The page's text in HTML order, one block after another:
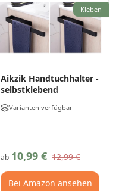
Kleben
Aikzik Handtuchhalter -
selbstklebend
Varianten verfügbar
ab 10,99 € 12,99 €
Bei Amazon ansehen